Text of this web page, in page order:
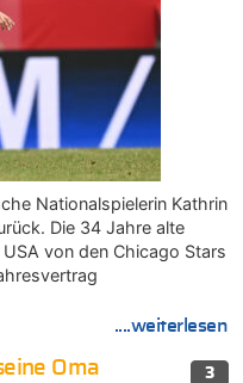
Nationalspielerin Kathrin
Die 34 Jahre alte
von den Chicago Stars
....weiterlesen
3
Oma